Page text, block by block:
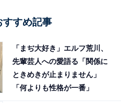
すめ記事
「まぢ大好き」エルフ荒川、
先輩芸人への愛語る「関係に
ときめきが止まりません」
「何よりも性格が一番」